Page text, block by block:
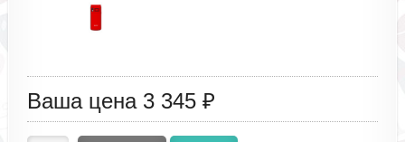
Ваша цена 3 345 ₽